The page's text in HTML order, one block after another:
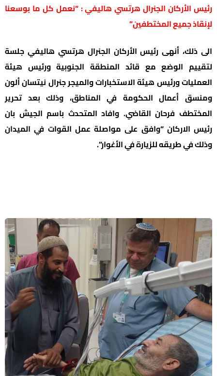
رئيس الأركان الجنرال هرتسي هاليفي : “نعمل كل ما بوسعنا
لإنقاذ جميع المختطفين”
الى ذلك، أنهى رئيس الأركان الجنرال هرتسي هاليفي جلسة
لتقييم الوضع مع قائد المنطقة الجنوبية ورئيس هيئة
العمليات ورئيس هيئة الاستخبارات والميجر جنرال نيتسان ألون
ومنسق أعمال الحكومة في المناطق، وذلك بعد تحرير
المختطف فرحان القاضي. وافاد المتحدث باسم الجيش بان
رئيس الاركان “وافق على مواصلة عمل القوات في الميدان
وذلك في طريقه للزيارة في الأغوار”.